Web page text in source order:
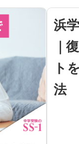
浜
｜
ト
法